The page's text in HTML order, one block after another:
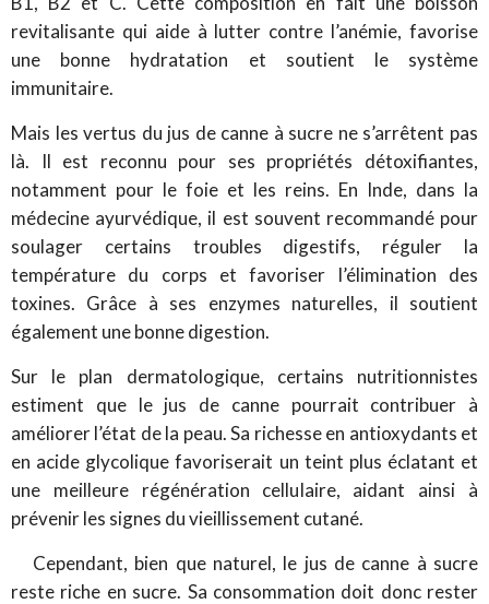
revitalisante qui aide à lutter contre l’anémie, favorise
une bonne hydratation et soutient le système
immunitaire.
Mais les vertus du jus de canne à sucre ne s’arrêtent pas
là. Il est reconnu pour ses propriétés détoxifiantes,
notamment pour le foie et les reins. En Inde, dans la
médecine ayurvédique, il est souvent recommandé pour
soulager certains troubles digestifs, réguler la
température du corps et favoriser l’élimination des
toxines. Grâce à ses enzymes naturelles, il soutient
également une bonne digestion.
Sur le plan dermatologique, certains nutritionnistes
estiment que le jus de canne pourrait contribuer à
améliorer l’état de la peau. Sa richesse en antioxydants et
en acide glycolique favoriserait un teint plus éclatant et
une meilleure régénération cellulaire, aidant ainsi à
prévenir les signes du vieillissement cutané.
Cependant, bien que naturel, le jus de canne à sucre
reste riche en sucre. Sa consommation doit donc rester